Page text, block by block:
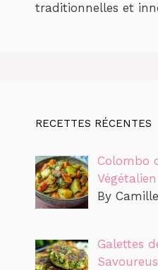
traditionnelles et
RECETTES RÉCENTES
Colombo
Végétalien
By
Galettes